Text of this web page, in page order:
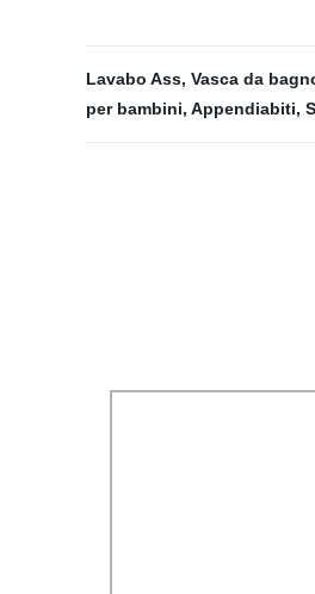
Lavabo Ass, Vasca da
per bambini, Appendiabiti,